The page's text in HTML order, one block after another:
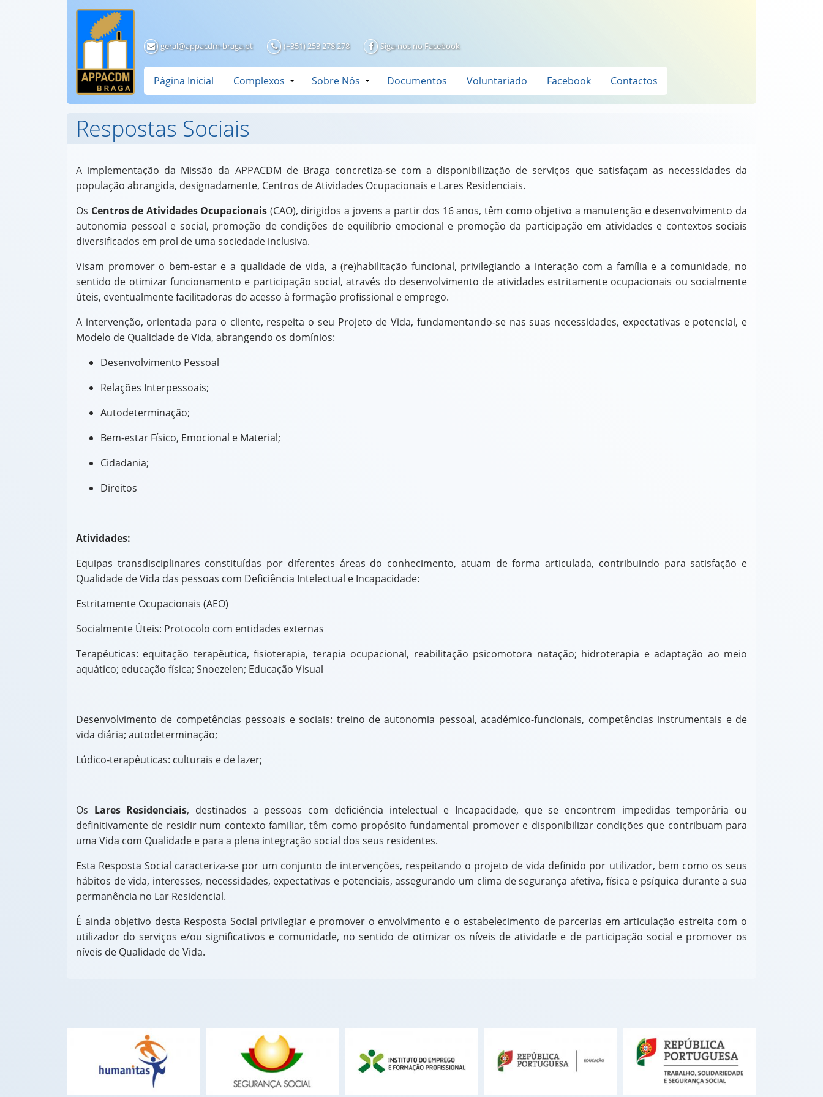
geral@appacdm-braga.pt (+351) 253 278 278 Siga-nos no Facebook
Página Inicial Complexos Sobre Nós Documentos Voluntariado Facebook Contactos
Respostas Sociais
A implementação da Missão da APPACDM de Braga concretiza-se com a disponibilização de serviços que satisfaçam as necessidades da
população abrangida, designadamente, Centros de Atividades Ocupacionais e Lares Residenciais.
Os Centros de Atividades Ocupacionais (CAO), dirigidos a jovens a partir dos 16 anos, têm como objetivo a manutenção e desenvolvimento da
autonomia pessoal e social, promoção de condições de equilíbrio emocional e promoção da participação em atividades e contextos sociais
diversificados em prol de uma sociedade inclusiva.
Visam promover o bem-estar e a qualidade de vida, a (re)habilitação funcional, privilegiando a interação com a família e a comunidade, no
sentido de otimizar funcionamento e participação social, através do desenvolvimento de atividades estritamente ocupacionais ou socialmente
úteis, eventualmente facilitadoras do acesso à formação profissional e emprego.
A intervenção, orientada para o cliente, respeita o seu Projeto de Vida, fundamentando-se nas suas necessidades, expectativas e potencial, e
Modelo de Qualidade de Vida, abrangendo os domínios:
Desenvolvimento Pessoal
Relações Interpessoais;
Autodeterminação;
Bem-estar Físico, Emocional e Material;
Cidadania;
Direitos
Atividades:
Equipas transdisciplinares constituídas por diferentes áreas do conhecimento, atuam de forma articulada, contribuindo para satisfação e
Qualidade de Vida das pessoas com Deficiência Intelectual e Incapacidade:
Estritamente Ocupacionais (AEO)
Socialmente Úteis: Protocolo com entidades externas
Terapêuticas: equitação terapêutica, fisioterapia, terapia ocupacional, reabilitação psicomotora natação; hidroterapia e adaptação ao meio
aquático; educação física; Snoezelen; Educação Visual
Desenvolvimento de competências pessoais e sociais: treino de autonomia pessoal, académico-funcionais, competências instrumentais e de
vida diária; autodeterminação;
Lúdico-terapêuticas: culturais e de lazer;
Os Lares Residenciais, destinados a pessoas com deficiência intelectual e Incapacidade, que se encontrem impedidas temporária ou
definitivamente de residir num contexto familiar, têm como propósito fundamental promover e disponibilizar condições que contribuam para
uma Vida com Qualidade e para a plena integração social dos seus residentes.
Esta Resposta Social caracteriza-se por um conjunto de intervenções, respeitando o projeto de vida definido por utilizador, bem como os seus
hábitos de vida, interesses, necessidades, expectativas e potenciais, assegurando um clima de segurança afetiva, física e psíquica durante a sua
permanência no Lar Residencial.
É ainda objetivo desta Resposta Social privilegiar e promover o envolvimento e o estabelecimento de parcerias em articulação estreita com o
utilizador do serviços e/ou significativos e comunidade, no sentido de otimizar os níveis de atividade e de participação social e promover os
níveis de Qualidade de Vida.